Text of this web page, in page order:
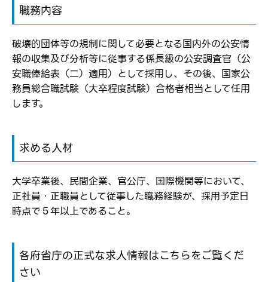
応募した方へ
応募完了通知をする
弊社ホームページの求人票をみて
応募し、転職を決めた方
転職報告をする
メールアドレス
パスワード
※パスワードを忘れた方は
新規会員登録
職務内容
破壊的団体等の規制に関して必要となる国内外の公安情
報の収集及び分析等に従事する係長級の公安調査官（公
安職俸給表（二）適用）として採用し、その後、国家公
務員総合職試験（大卒程度試験）合格者相当として任用
します。
求める人材
大学卒業後、民間企業、官公庁、国際機関等において、
正社員・正職員として従事した職務経験が、採用予定日
時点で５年以上であること。
各府省庁の正式な求人情報はこちらをご覧くだ
さい